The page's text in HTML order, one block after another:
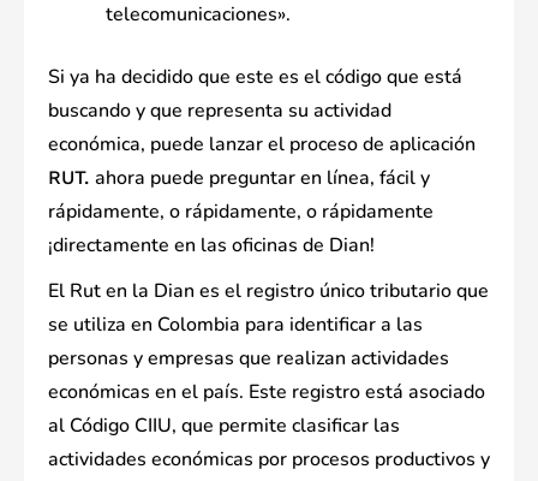
telecomunicaciones».
Si ya ha decidido que este es el código que está
buscando y que representa su actividad
económica, puede lanzar el proceso de aplicación
RUT. ahora puede preguntar en línea, fácil y
rápidamente, o rápidamente, o rápidamente
¡directamente en las oficinas de Dian!
El Rut en la Dian es el registro único tributario que
se utiliza en Colombia para identificar a las
personas y empresas que realizan actividades
económicas en el país. Este registro está asociado
al Código CIIU, que permite clasificar las
actividades económicas por procesos productivos y